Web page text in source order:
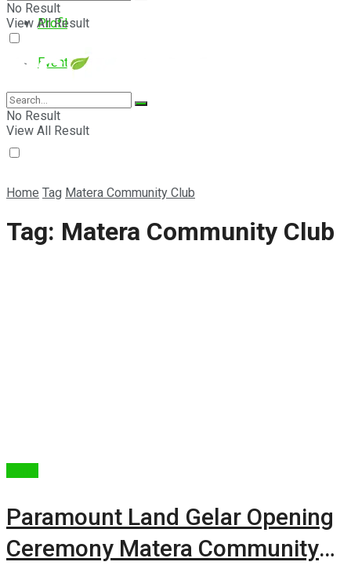
Profil
Event
E-Magazine
No Result
View All Result
No Result
View All Result
Home Tag Matera Community Club
Tag: Matera Community Club
Paramount Land Gelar Opening
Ceremony Matera Community